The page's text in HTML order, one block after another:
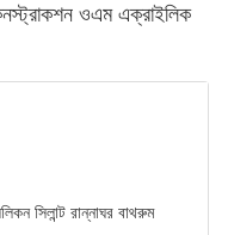
ওএম এক্রাইলিক